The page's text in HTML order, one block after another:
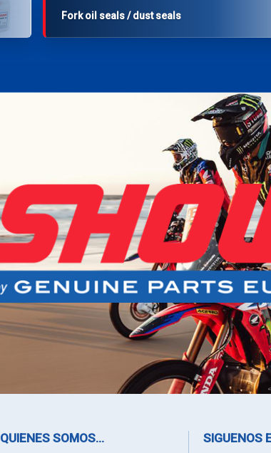
Fork oil seals / dust seals
QUIENES SOMOS... SIGUENOS